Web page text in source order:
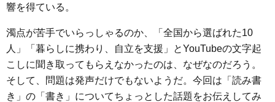
o
o
e
r
g
e
r
響を得ている。
濁点が苦手でいらっしゃるのか、「全国から選ばれた10
人」「暮らしに携わり、自立を支援」とYouTubeの文字起
こしに聞き取ってもらえなかったのは、なぜなのだろう。
そして、問題は発声だけでもないようだ。今回は「読み書
き」の「書き」についてちょっとした話題をお伝えしてみ